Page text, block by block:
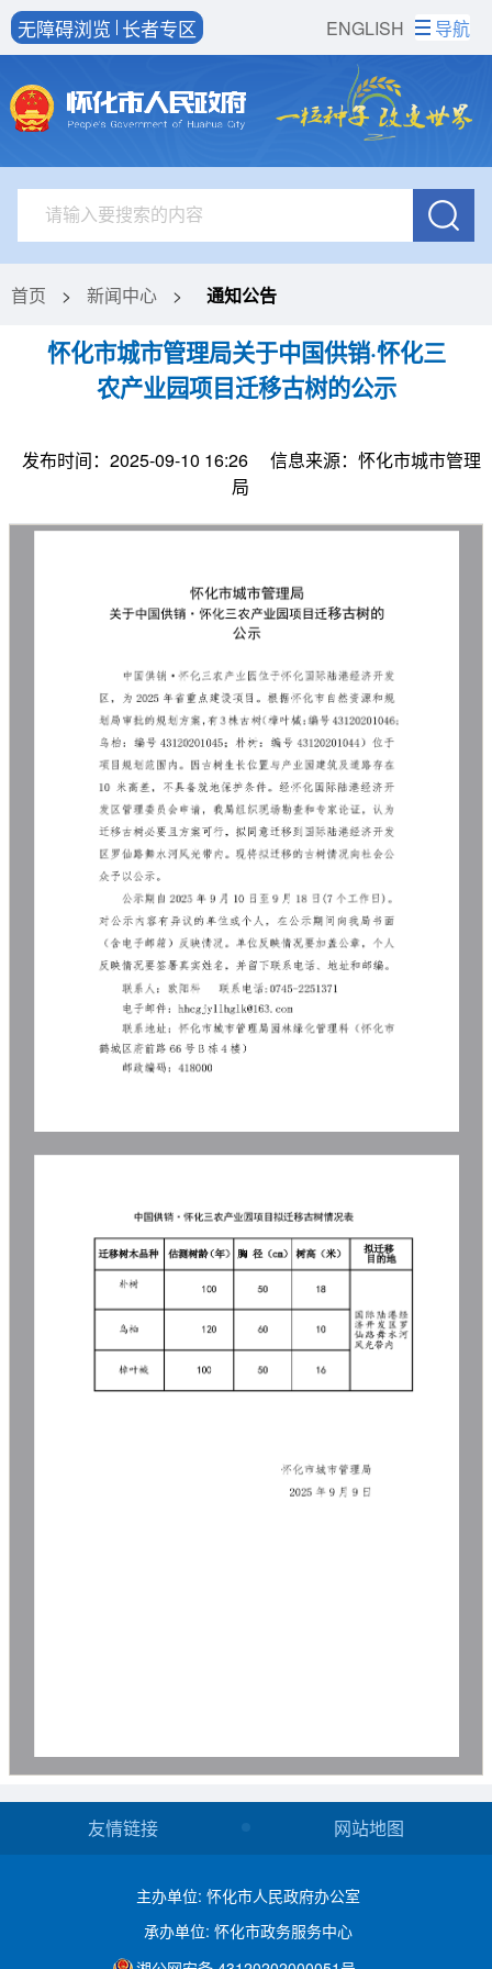
ENGLISH
无障碍浏览 长者专区 导航
首页 > 新闻中心 > 通知公告
怀化市城市管理局关于中国供销·怀化三
农产业园项目迁移古树的公示
发布时间：2025-09-10 16:26
信息来源：怀化市城市管理
局
友情链接 网站地图
主办单位: 怀化市人民政府办公室
承办单位: 怀化市政务服务中心